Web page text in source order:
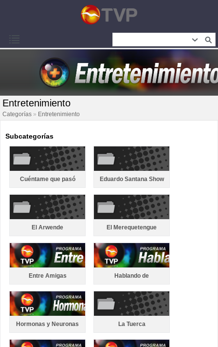
Entretenimiento
Categorías » Entretenimiento
Subcategorías
Cuéntame que pasó Eduardo Santana Show
El Arwende El Merequetengue
Entre Amigas Hablando de
Hormonas y Neuronas La Tuerca